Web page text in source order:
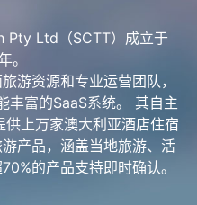
Pty Ltd（SCTT）成立于
。
游资源和专业运营团队，
丰富的SaaS系统。 其自主
上万家澳大利亚酒店住宿
产品，涵盖当地旅游、活
的产品支持即时确认。